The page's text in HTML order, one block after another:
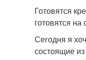
Готовятся
готовятся
Сегодня я
состоящие